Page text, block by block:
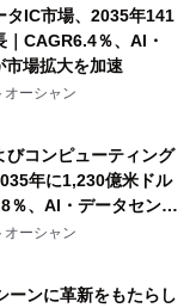
タIC市場、2035年141
｜CAGR6.4％、AI・
場拡大を加速
オーシャン
びコンピューティング
年に1,230億米ドル
％、AI・データセンタ
牽引
オーシャン
ーンに革新をもたらし